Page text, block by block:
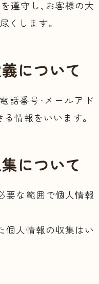
遵守し、お客様の大
くします。
について
話番号・メールアド
情報をいいます。
について
要な範囲で個人情報
個人情報の収集はい